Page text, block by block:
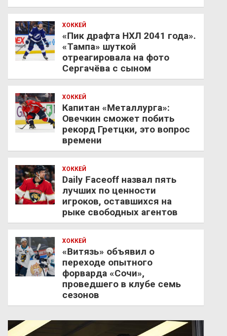
ХОККЕЙ
«Пик драфта НХЛ 2041 года».
«Тампа» шуткой
отреагировала на фото
Сергачёва с сыном
ХОККЕЙ
Капитан «Металлурга»:
Овечкин сможет побить
рекорд Гретцки, это вопрос
времени
ХОККЕЙ
Daily Faceoff назвал пять
лучших по ценности
игроков, оставшихся на
рыке свободных агентов
ХОККЕЙ
«Витязь» объявил о
переходе опытного
форварда «Сочи»,
проведшего в клубе семь
сезонов